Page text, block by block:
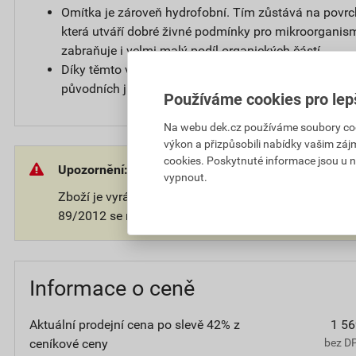
Omítka je zároveň hydrofobní. Tím zůstává na
která utváří dobré živné podmínky pro
zabraňuje i velmi malý podíl organických částí.
Díky těmto vlastnostem zůstává povrch omítky čistý
původních jasných barvách.
Upozornění:
Zboží je vyráběno na přání zákazníka. V souladu s
89/2012 se na takové zboží nevztahuje 14-ti denní
Informace o ceně
Aktuální prodejní cena po slevě 42% z
ceníkové ceny
1
bez
Používáme cookies pro
Na webu dek.cz používáme soubory
výkon a přizpůsobili nabídky vašim
cookies. Poskytnuté informace jsou u
vypnout.